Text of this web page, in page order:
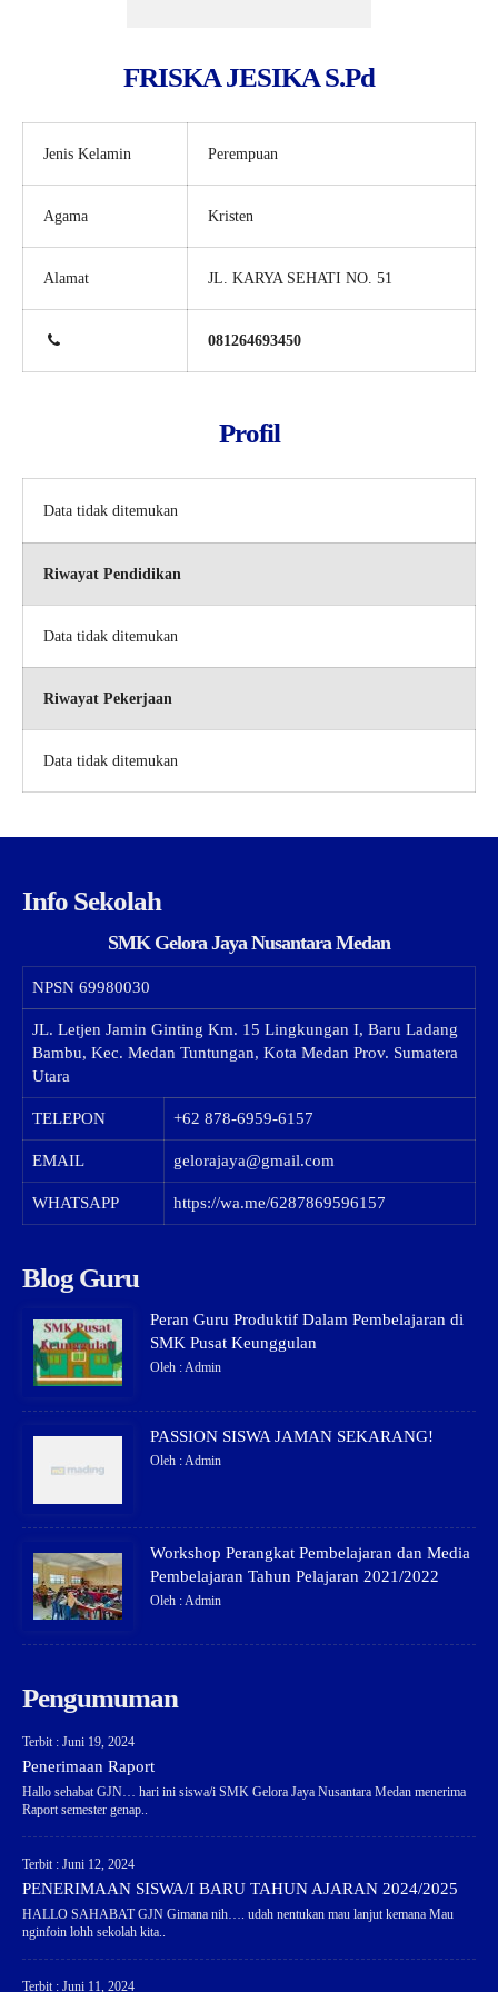
FRISKA JESIKA S.Pd
Jenis Kelamin Perempuan
Agama Kristen
Alamat JL. KARYA SEHATI NO. 51
081264693450
Profil
Data tidak ditemukan
Riwayat Pendidikan
Data tidak ditemukan
Riwayat Pekerjaan
Data tidak ditemukan
Info Sekolah
SMK Gelora Jaya Nusantara Medan
NPSN 69980030
JL. Letjen Jamin Ginting Km. 15 Lingkungan I, Baru Ladang
Bambu, Kec. Medan Tuntungan, Kota Medan Prov. Sumatera
Utara
TELEPON +62 878-6959-6157
EMAIL gelorajaya@gmail.com
WHATSAPP https://wa.me/6287869596157
Blog Guru
Peran Guru Produktif Dalam Pembelajaran di
SMK Pusat Keunggulan
Oleh : Admin
PASSION SISWA JAMAN SEKARANG!
Oleh : Admin
Workshop Perangkat Pembelajaran dan Media
Pembelajaran Tahun Pelajaran 2021/2022
Oleh : Admin
Pengumuman
Terbit : Juni 19, 2024
Penerimaan Raport
Hallo sehabat GJN… hari ini siswa/i SMK Gelora Jaya Nusantara Medan menerima
Raport semester genap..
Terbit : Juni 12, 2024
PENERIMAAN SISWA/I BARU TAHUN AJARAN 2024/2025
HALLO SAHABAT GJN Gimana nih…. udah nentukan mau lanjut kemana Mau
nginfoin lohh sekolah kita..
Terbit : Juni 11, 2024